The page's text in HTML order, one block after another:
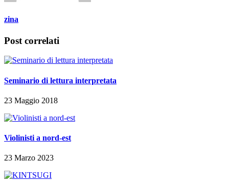
zina
Post correlati
Seminario di lettura interpretata
23 Maggio 2018
Violinisti a nord-est
23 Marzo 2023